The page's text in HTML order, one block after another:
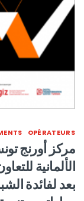
OPÉRATEURS
مركز أورنج
الألمانية
بعد لفائدة